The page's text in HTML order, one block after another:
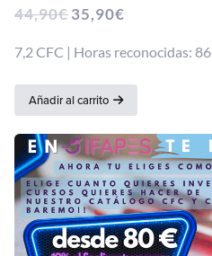
44,90€35,90€
7,2 CFC | Horas reconocidas: 86
Añadir al carrito